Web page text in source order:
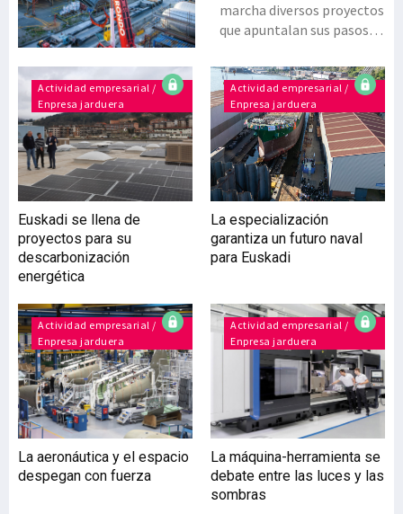
marcha diversos proyectos
que apuntalan sus pasos
transformación para
contribuir a los objetivos
de Repsol de convertirse
en una compañía cero
emisiones netas en 2050,
Petronor ha apostado por
invertir en tecnología para
productivos para, de esta
forma, ser más
sostenibles. Además de
para disponer de su
electrolizador de 100 MW –
con una inversión inicial de
292 millones de euros–,
durante los últimos meses
la compañía ha mejorado
su eficiencia energética
Preflash y otra de
propileno de grado
polímero, dos actuaciones
Actividad empresarial /
Enpresa jarduera
Euskadi se llena de
proyectos para su
descarbonización
energética
Actividad empresarial /
Enpresa jarduera
La especialización
garantiza un futuro naval
para Euskadi
Actividad empresarial /
Enpresa jarduera
La aeronáutica y el espacio
despegan con fuerza
Actividad empresarial /
Enpresa jarduera
La máquina-herramienta se
debate entre las luces y las
sombras